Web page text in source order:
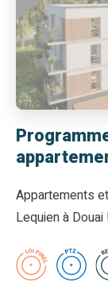
Appartements
Lequien à Douai